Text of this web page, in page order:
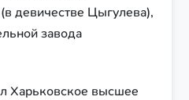
девичестве Цыгулева),
завода
Харьковское высшее